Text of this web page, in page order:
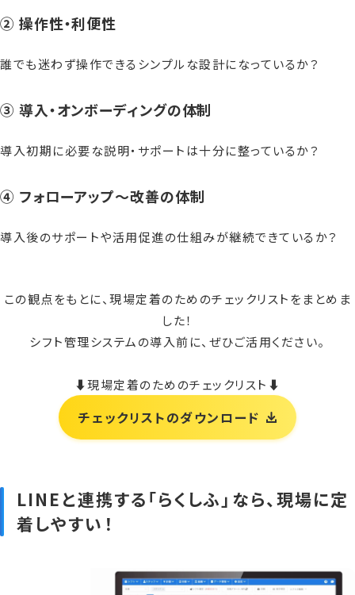
② 操作性・利便性
誰でも迷わず操作できるシンプルな設計になっているか？
③ 導入・オンボーディングの体制
導入初期に必要な説明・サポートは十分に整っているか？
④ フォローアップ〜改善の体制
導入後のサポートや活用促進の仕組みが継続できているか？
この観点をもとに、現場定着のためのチェックリストをまとめま
した！
シフト管理システムの導入前に、ぜひご活用ください。
⬇︎現場定着のためのチェックリスト⬇︎
チェックリストのダウンロード
LINEと連携する「らくしふ」なら、現場に定
着しやすい！